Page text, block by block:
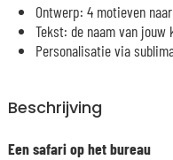
Ontwerp: 4 motieven
Tekst: de naam van jouw
Personalisatie via
Beschrijving
Een safari op het bureau